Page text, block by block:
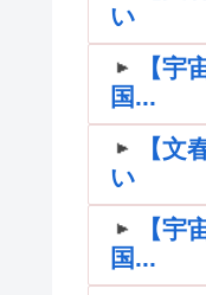
い
【
国...
【
い
【
国...